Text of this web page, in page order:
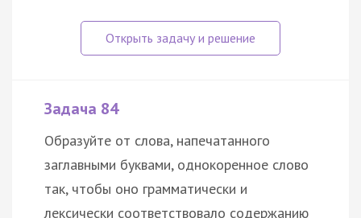
Задача 84
Образуйте от слова, напечатанного
заглавными буквами, однокоренное слово
так, чтобы оно грамматически и
лексически соответствовало содержанию